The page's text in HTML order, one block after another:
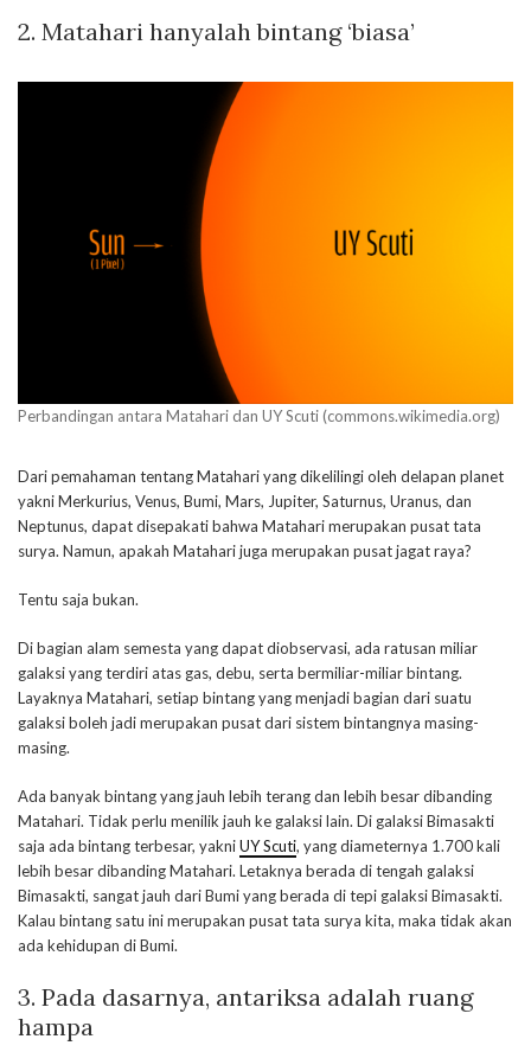
2. Matahari hanyalah bintang ‘biasa’
Perbandingan antara Matahari dan UY Scuti (commons.wikimedia.org)
Dari pemahaman tentang Matahari yang dikelilingi oleh delapan planet
yakni Merkurius, Venus, Bumi, Mars, Jupiter, Saturnus, Uranus, dan
Neptunus, dapat disepakati bahwa Matahari merupakan pusat tata
surya. Namun, apakah Matahari juga merupakan pusat jagat raya?
Tentu saja bukan.
Di bagian alam semesta yang dapat diobservasi, ada ratusan miliar
galaksi yang terdiri atas gas, debu, serta bermiliar-miliar bintang.
Layaknya Matahari, setiap bintang yang menjadi bagian dari suatu
galaksi boleh jadi merupakan pusat dari sistem bintangnya masing-
masing.
Ada banyak bintang yang jauh lebih terang dan lebih besar dibanding
Matahari. Tidak perlu menilik jauh ke galaksi lain. Di galaksi Bimasakti
saja ada bintang terbesar, yakniUY Scuti, yang diameternya 1.700 kali
lebih besar dibanding Matahari. Letaknya berada di tengah galaksi
Bimasakti, sangat jauh dari Bumi yang berada di tepi galaksi Bimasakti.
Kalau bintang satu ini merupakan pusat tata surya kita, maka tidak akan
ada kehidupan di Bumi.
3. Pada dasarnya, antariksa adalah ruang
hampa